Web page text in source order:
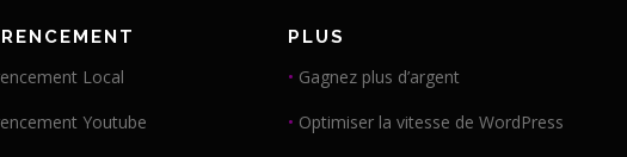
Local
Youtube
PLUS
• Gagnez plus d’argent
• Optimiser la vitesse de WordPress